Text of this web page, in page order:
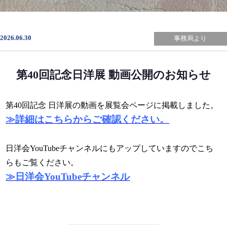
2026.06.30 事務局より
第40回記念日洋展 動画公開のお知らせ
第40回記念 日洋展の動画を展覧会ページに掲載しました。
≫詳細はこちらからご確認ください。
日洋会YouTubeチャンネルにもアップしていますのでこち
らもご覧ください。
≫日洋会YouTubeチャンネル